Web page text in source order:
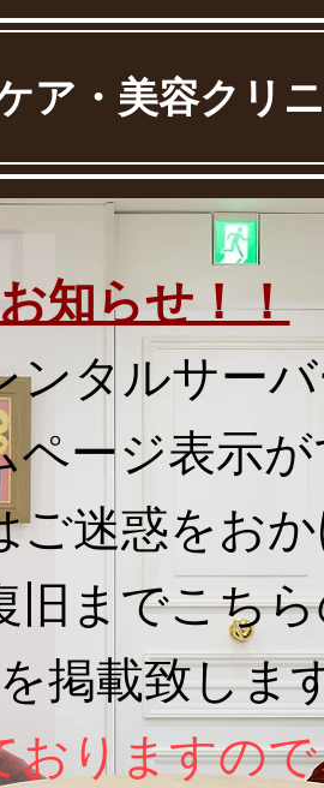
ア・美容クリ
知らせ！！
タルサー
ージ表示
迷惑をお
までこち
掲載致しま
りますの